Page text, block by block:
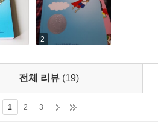
2
전체 리뷰 (19)
1 2 3